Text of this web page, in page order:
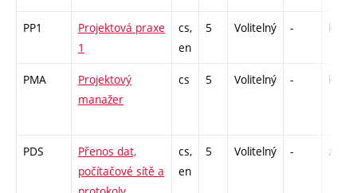
PP1
Projektová praxe
1
cs,
en
5 Volitelný - kl
PMA
Projektový
manažer
cs 5 Volitelný - kl
PDS
Přenos dat,
počítačové sítě a
cs,
en
5 Volitelný - zk